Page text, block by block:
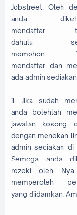
Jobstreet. Oleh
anda
mendaftar
dahulu
memohon.
mendaftar dan
ada admin
ii. Jika sudah
anda bolehlah
jawatan kosong
dengan menekan
admin sediakan di
Semoga anda
rezeki oleh Nya
memperoleh
yang diidamkan.